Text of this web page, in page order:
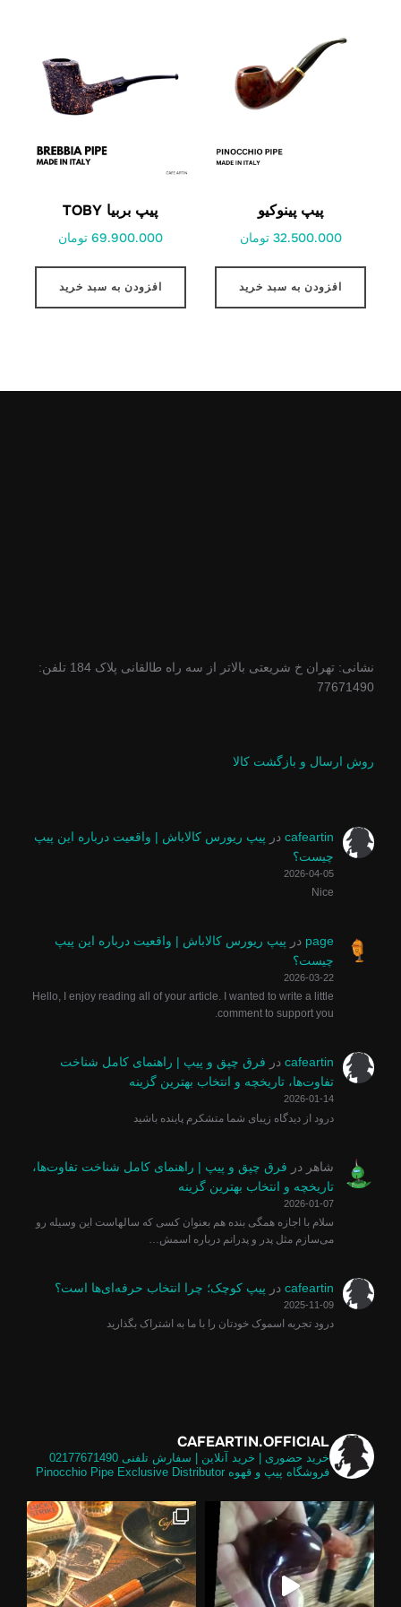
پیپ پینوکیو
32.500.000 تومان
افزودن به سبد خرید
پیپ بربیا TOBY
69.900.000 تومان
افزودن به سبد خرید
نشانی: تهران خ شریعتی بالاتر از سه راه طالقانی پلاک 184 تلفن:
77671490
روش ارسال و بازگشت کالا
cafeartin در پیپ ریورس کالاباش | واقعیت درباره این پیپ
چیست؟
2026-04-05
Nice
page در پیپ ریورس کالاباش | واقعیت درباره این پیپ
چیست؟
2026-03-22
Hello, I enjoy reading all of your article. I wanted to write a little
comment to support you.
cafeartin در فرق چپق و پیپ | راهنمای کامل شناخت
تفاوت‌ها، تاریخچه و انتخاب بهترین گزینه
2026-01-14
درود از دیدگاه زیبای شما متشکرم پاینده باشید
شاهر در فرق چپق و پیپ | راهنمای کامل شناخت تفاوت‌ها،
تاریخچه و انتخاب بهترین گزینه
2026-01-07
سلام با اجازه همگی بنده هم بعنوان کسی که سالهاست این وسیله رو
می‌سازم مثل پدر و پدرانم درباره اسمش…
cafeartin در پیپ کوچک؛ چرا انتخاب حرفه‌ای‌ها است؟
2025-11-09
درود تجربه اسموک خودتان را با ما به اشتراک بگذارید
CAFEARTIN.OFFICIAL
خرید حضوری | خرید آنلاین | سفارش تلفنی
فروشگاه پیپ و قهوه
برابر گلد امکان استفاده از فیل